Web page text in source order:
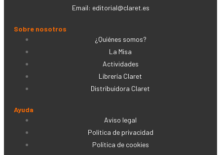
Email: editorial@claret.es
Sobre nosotros
¿Quiénes somos?
La Misa
Actividades
Librería Claret
Distribuidora Claret
Ayuda
Aviso legal
Política de privacidad
Política de cookies